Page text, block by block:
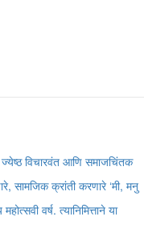
विचारवंत आणि समाजचिंतक
सामजिक क्रांती करणारे ‘मी, मनु
वर्ष. त्यानिमित्ताने या